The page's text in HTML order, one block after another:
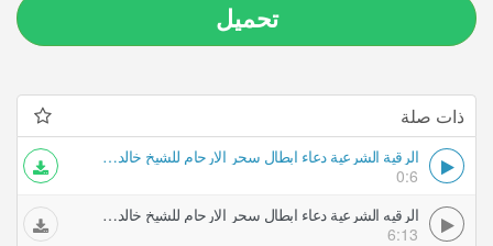
تحميل
ذات صلة
الرقية الشرعية دعاء ابطال سحر الارحام للشيخ خالد الحبشي Khaled ElHabashe
0:6
الرقيه الشرعية دعاء ابطال سحر الارحام للشيخ خالد الحبشي
6:13